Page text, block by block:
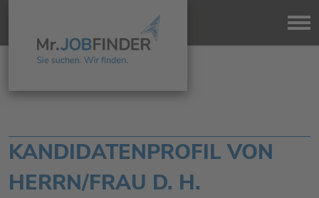
KANDIDATENPROFIL VON
HERRN/FRAU D. H.